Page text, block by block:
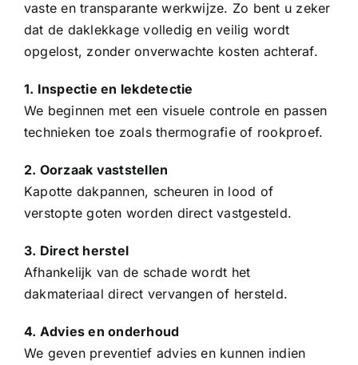
vaste en transparante werkwijze. Zo bent u zeker
dat de daklekkage volledig en veilig wordt
opgelost, zonder onverwachte kosten achteraf.
1. Inspectie en lekdetectie
We beginnen met een visuele controle en passen
technieken toe zoals thermografie of rookproef.
2. Oorzaak vaststellen
Kapotte dakpannen, scheuren in lood of
verstopte goten worden direct vastgesteld.
3. Direct herstel
Afhankelijk van de schade wordt het
dakmateriaal direct vervangen of hersteld.
4. Advies en onderhoud
We geven preventief advies en kunnen indien